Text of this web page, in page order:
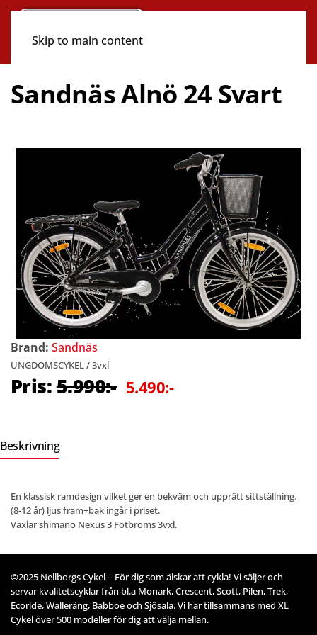
Skip to main content
Sandnäs Alnö 24 Svart
Brand: Sandnäs
UNGDOMSCYKEL / 3vxl
Pris:5.990:- 5.490:-
Beskrivning
En klassisk ramdesign vilket ger en bekväm och upprätt sittställning.
(8-12 år) ljus fram+bak ingår i priset.
Växlar shimano Nexus 3 Fotbroms 3vxl.
©2025 Nellborgs Cykel – För dig som älskar att cykla! Vi säljer och
servar kvalitetscyklar från bl.a Monark, Crescent, Scott, Pilen, Trek,
Ecoride, Walleräng, Babboe och Sjösala. Vi har tillsammans med XL
Cykel över 500 modeller för dig att välja mellan.